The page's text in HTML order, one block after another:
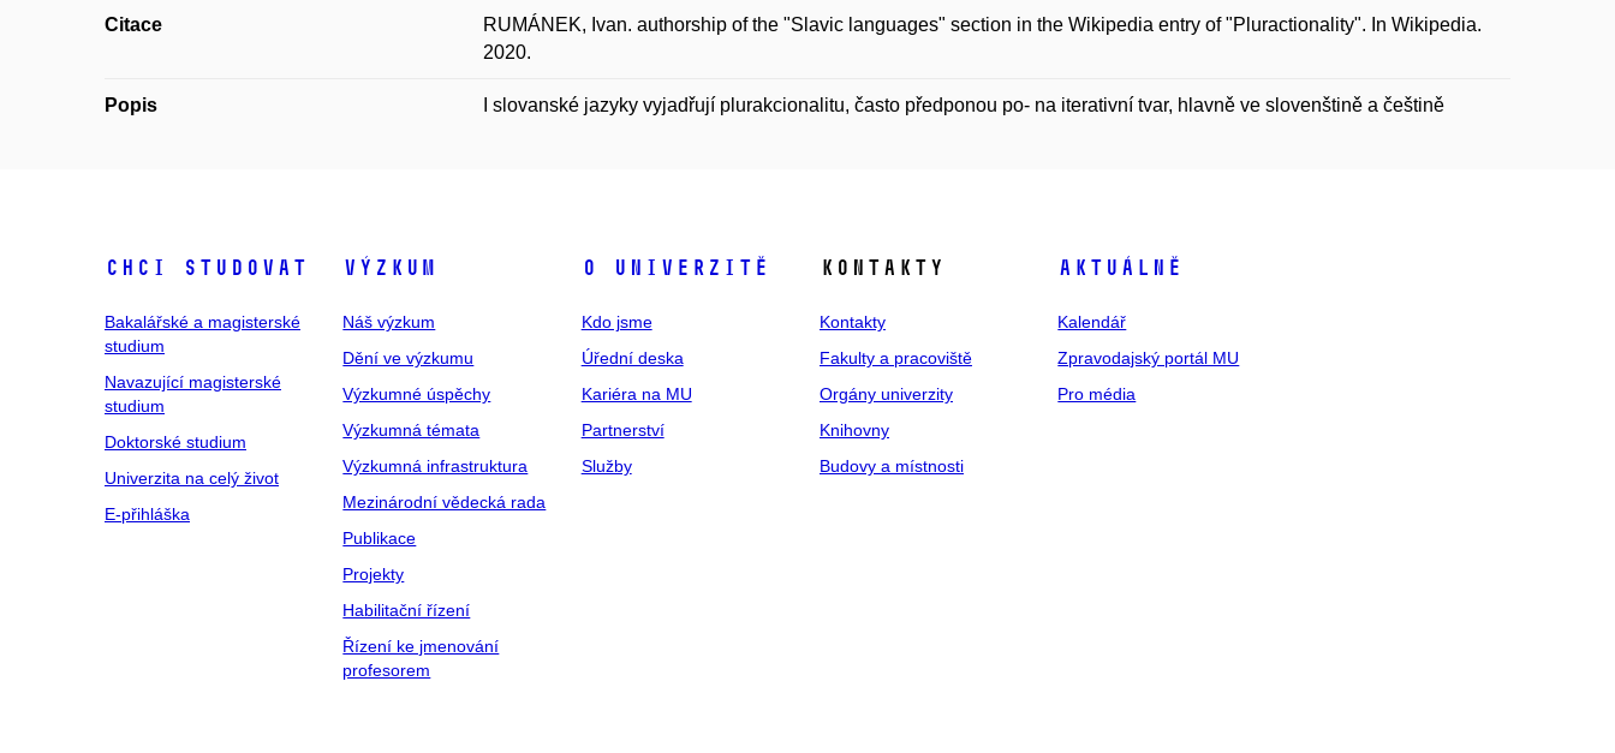
Citace
RUMÁNEK, Ivan. authorship of the "Slavic languages" section in the Wikipedia entry of "Pluractionality". In Wikipedia.
2020.
Popis I slovanské jazyky vyjadřují plurakcionalitu, často předponou po- na iterativní tvar, hlavně ve slovenštině a češtině
Chci studovat
Bakalářské a magisterské
studium
Navazující magisterské
studium
Doktorské studium
Univerzita na celý život
E-přihláška
Výzkum
Náš výzkum
Dění ve výzkumu
Výzkumné úspěchy
Výzkumná témata
Výzkumná infrastruktura
Mezinárodní vědecká rada
Publikace
Projekty
Habilitační řízení
Řízení ke jmenování
profesorem
O univerzitě
Kdo jsme
Úřední deska
Kariéra na MU
Partnerství
Služby
Kontakty
Kontakty
Fakulty a pracoviště
Orgány univerzity
Knihovny
Budovy a místnosti
Aktuálně
Kalendář
Zpravodajský portál MU
Pro média